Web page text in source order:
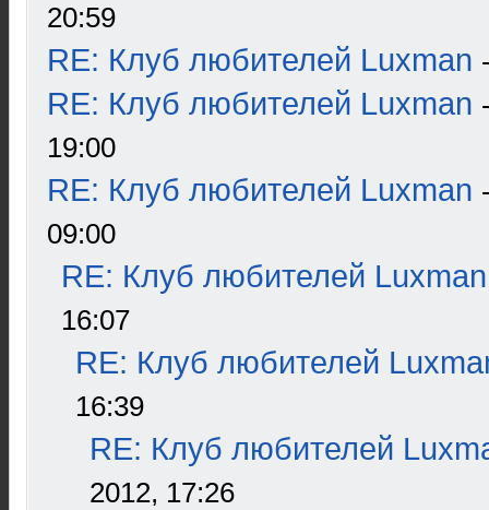
20:59
RE: Клуб любителей Luxman
RE: Клуб любителей Luxman
19:00
RE: Клуб любителей Luxman
09:00
RE: Клуб любителей Luxman
16:07
RE: Клуб любителей
16:39
RE: Клуб любителей
2012, 17:26